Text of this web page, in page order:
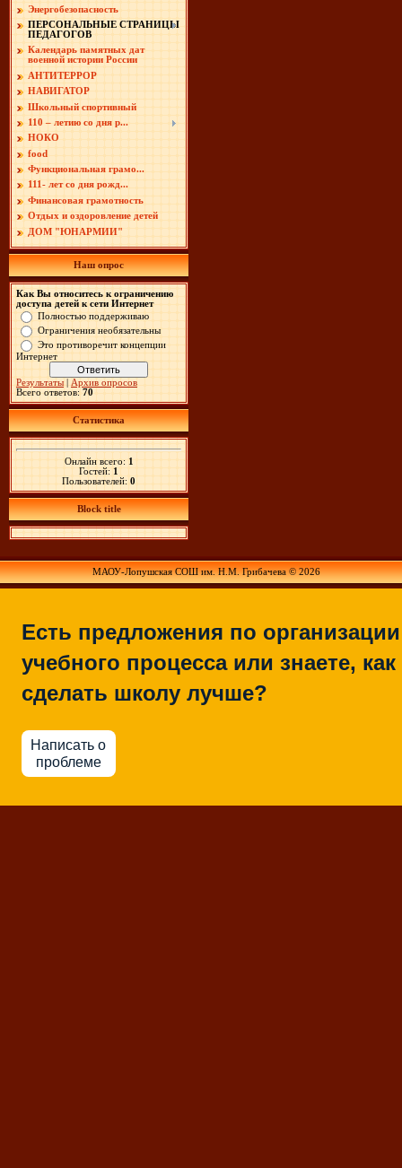
Энергобезопасность
ПЕРСОНАЛЬНЫЕ СТРАНИЦЫ
ПЕДАГОГОВ
Календарь памятных дат
военной истории России
АНТИТЕРРОР
НАВИГАТОР
Школьный спортивный
110 – летию со дня р...
НОКО
food
Функциональная грамо...
111- лет со дня рожд...
Финансовая грамотность
Отдых и оздоровление детей
ДОМ "ЮНАРМИИ"
Наш опрос
Как Вы относитесь к ограничению
доступа детей к сети Интернет
Полностью поддерживаю
Ограничения необязательны
Это противоречит концепции
Интернет
Результаты
Архив опросов
Всего ответов: 70
Статистика
Онлайн всего: 1
Гостей: 1
Пользователей: 0
Block title
МАОУ-Лопушская СОШ им. Н.М. Грибачева © 2026
Есть предложения по организации
учебного процесса или знаете, как
сделать школу лучше?
Написать о
проблеме